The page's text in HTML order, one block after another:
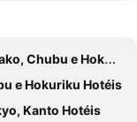
Station
Iidabashi First
e Hokuriku Hotéis
e Hokuriku Hotéis
Kanto Hotéis